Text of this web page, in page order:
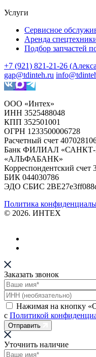
Услуги
Сервисное
Аренда
Подбор запчастей
+7 (921) 821-21-26
gap@tdinteh.ru
ООО «Интех»
ИНН 3525488048
КПП 352501001
ОГРН 1233500006728
Расчетный счет
Банк ФИЛИАЛ
«АЛЬФАБАНК»
Корреспондентский счет
БИК 044030786
ЭДО СБИС
Политика
© 2026. ИНТЕХ
Заказать звонок
Нажимая на кнопку
с Политикой
Отправить
Уточнить наличие